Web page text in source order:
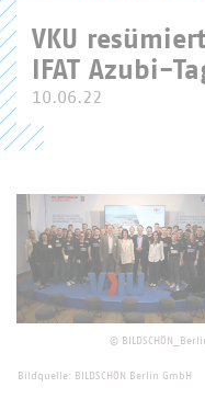
VKU
IFAT Azubi-
10.06.22
©
Bildquelle: BILDSCHÖN Berlin GmbH